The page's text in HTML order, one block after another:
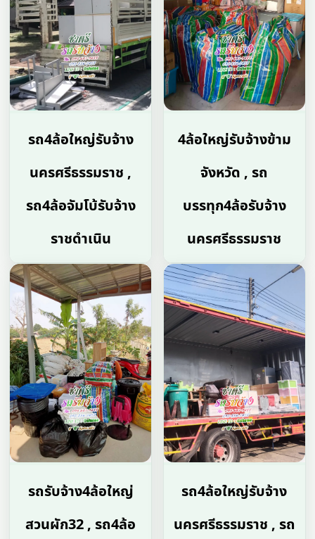
รถ4ล้อใหญ่รับจ้าง
นครศรีธรรมราช ,
รถ4ล้อจัมโบ้รับจ้าง
ราชดำเนิน
4ล้อใหญ่รับจ้างข้าม
จังหวัด , รถ
บรรทุก4ล้อรับจ้าง
นครศรีธรรมราช
รถรับจ้าง4ล้อใหญ่
สวนผัก32 , รถ4ล้อ
รถ4ล้อใหญ่รับจ้าง
นครศรีธรรมราช , รถ